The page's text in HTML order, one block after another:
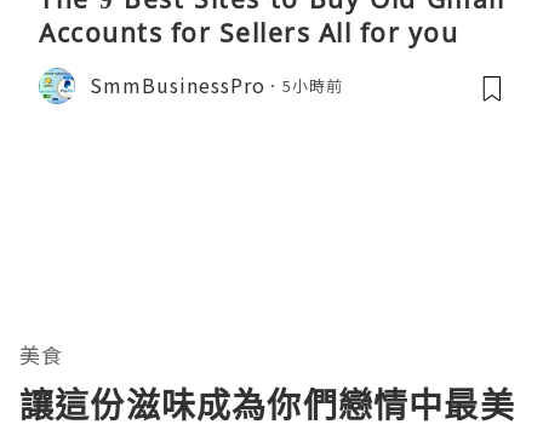
Accounts for Sellers All for you
SmmBusinessPro 5小時前
美食
讓這份滋味成為你們戀情中最美